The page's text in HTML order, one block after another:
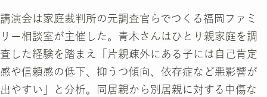
講演会は家庭裁判所の元調査官らでつくる福岡ファミ
リー相談室が主催した。青木さんはひとり親家庭を調
査した経験を踏まえ「片親疎外にある子には自己肯定
感や信頼感の低下、抑うつ傾向、依存症など悪影響が
出やすい」と分析。同居親から別居親に対する中傷な